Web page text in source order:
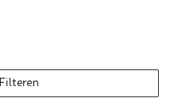
Filteren